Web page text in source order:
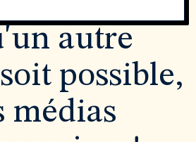
autre
possible,
médias